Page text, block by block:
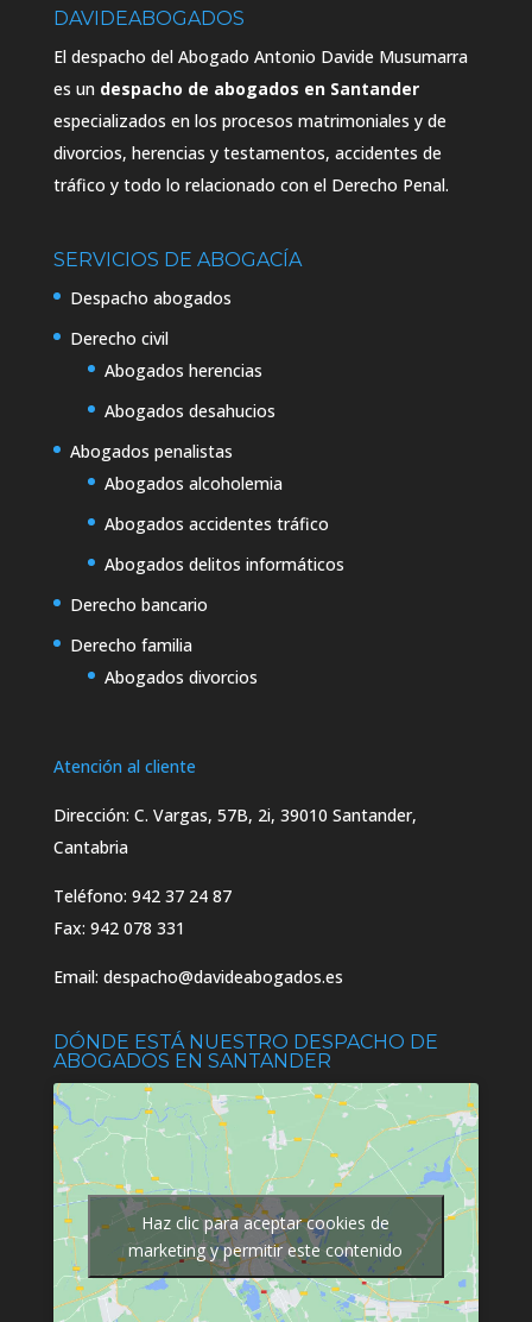
DAVIDEABOGADOS
El despacho del Abogado Antonio Davide Musumarra
es un despacho de abogados en Santander
especializados en los procesos matrimoniales y de
divorcios, herencias y testamentos, accidentes de
tráfico y todo lo relacionado con el Derecho Penal.
SERVICIOS DE ABOGACÍA
Despacho abogados
Derecho civil
Abogados herencias
Abogados desahucios
Abogados penalistas
Abogados alcoholemia
Abogados accidentes tráfico
Abogados delitos informáticos
Derecho bancario
Derecho familia
Abogados divorcios
Atención al cliente
Dirección: C. Vargas, 57B, 2i, 39010 Santander,
Cantabria
Teléfono: 942 37 24 87
Fax: 942 078 331
Email: despacho@davideabogados.es
DÓNDE ESTÁ NUESTRO DESPACHO DE
ABOGADOS EN SANTANDER
Haz clic para aceptar cookies de
marketing y permitir este contenido